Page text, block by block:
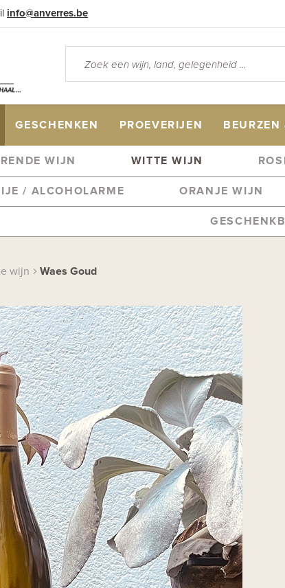
info@anverres.be
GESCHENKEN PROEVERIJEN BEURZEN
WIJN WITTE WIJN
/ ALCOHOLARME ORANJE WIJN
wijn Waes Goud